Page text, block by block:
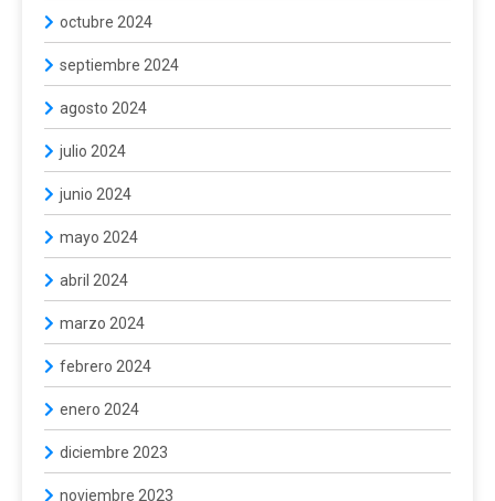
octubre 2024
septiembre 2024
agosto 2024
julio 2024
junio 2024
mayo 2024
abril 2024
marzo 2024
febrero 2024
enero 2024
diciembre 2023
noviembre 2023